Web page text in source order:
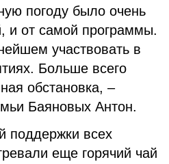
погоду было очень
и от самой программы.
участвовать в
Больше всего
обстановка, –
Баяновых Антон.
поддержки всех
еще горячий чай